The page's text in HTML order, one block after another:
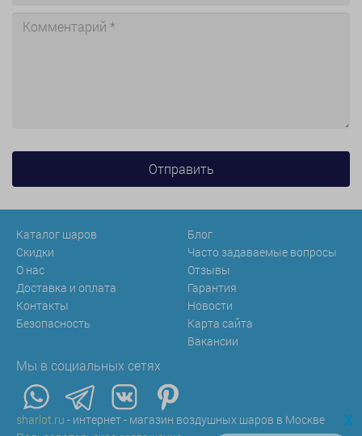
Каталог шаров
Скидки
О нас
Доставка и оплата
Контакты
Безопасность
Блог
Часто задаваемые вопросы
Отзывы
Гарантия
Новости
Карта сайта
Вакансии
Мы в социальных сетях
sharlot.ru - интернет - магазин воздушных шаров в Москве
x